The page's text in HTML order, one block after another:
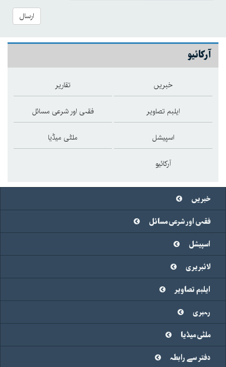
ارسال
آرکائیو
خبریں تقاریر
ایلبم تصاویر فقہی اور شرعی مسائل
اسپیشل ملٹی میڈیا
آرکائیو
خبریں
فقہی اور شرعی مسائل
اسپیشل
لائبریری
ایلبم تصاویر
رہبری
ملٹی میڈیا
دفتر سے رابطہ